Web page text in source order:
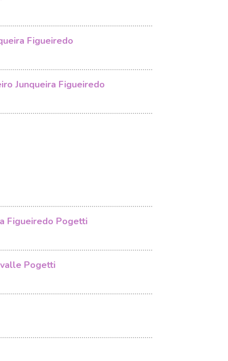
Figueiredo
Junqueira Figueiredo
Figueiredo Pogetti
Pogetti